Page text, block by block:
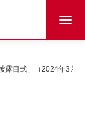
露目式」（2024年3